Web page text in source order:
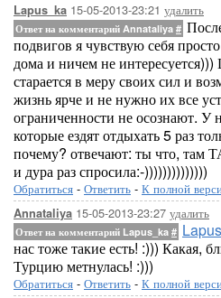
Lapus_ka 15-05-2013-23:21 удалить
Ответ на комментарий Annataliya #
подвигов я чувствую себя
дома и ничем не
старается в меру своих сил и
жизнь ярче и не нужно их все
ограниченности не осознают. У
которые ездят отдыхать 5 раз
почему? отвечают: ты что, там
и дура раз спросила:-))))))))))))))
Обратиться - Ответить - К полной
Annataliya 15-05-2013-23:27 удалить
Ответ на комментарий Lapus_ka #
нас тоже такие есть! :))) Какая,
Турцию метнулась! :)))
Обратиться - Ответить - К полной